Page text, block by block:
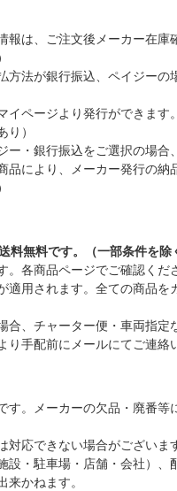
報は、ご注文後メーカー在
方法が銀行振込、ペイジーの
イページより発行ができます
）
ー・銀行振込をご選択の場合
品により、メーカー発行の納
料無料です。（一部条件を除
。各商品ページでご確認くだ
適用されます。全ての商品を
合、チャーター便・車両指定
り手配前にメールにてご連絡
す。メーカーの欠品・廃番等
対応できない場合がございま
設・駐車場・店舗・会社）、
来かねます。